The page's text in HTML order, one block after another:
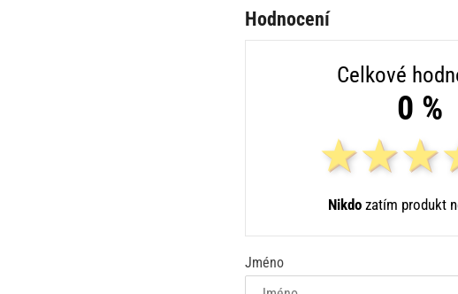
Hodnocení
Celkové
0 %
Nikdozatím produkt
Jméno